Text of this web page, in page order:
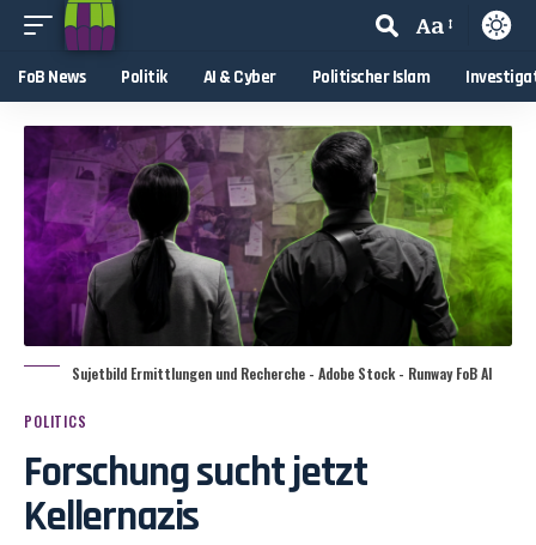
Aa
FoB News Politik AI & Cyber Politischer Islam
Sujetbild Ermittlungen und Recherche - Adobe Stock - Runway FoB AI
POLITICS
Forschung sucht jetzt
Kellernazis